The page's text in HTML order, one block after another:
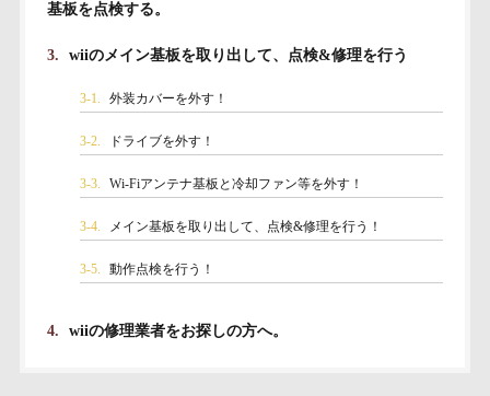
基板を点検する。
3. wiiのメイン基板を取り出して、点検&修理を行う
3-1. 外装カバーを外す！
3-2. ドライブを外す！
3-3. Wi-Fiアンテナ基板と冷却ファン等を外す！
3-4. メイン基板を取り出して、点検&修理を行う！
3-5. 動作点検を行う！
4. wiiの修理業者をお探しの方へ。